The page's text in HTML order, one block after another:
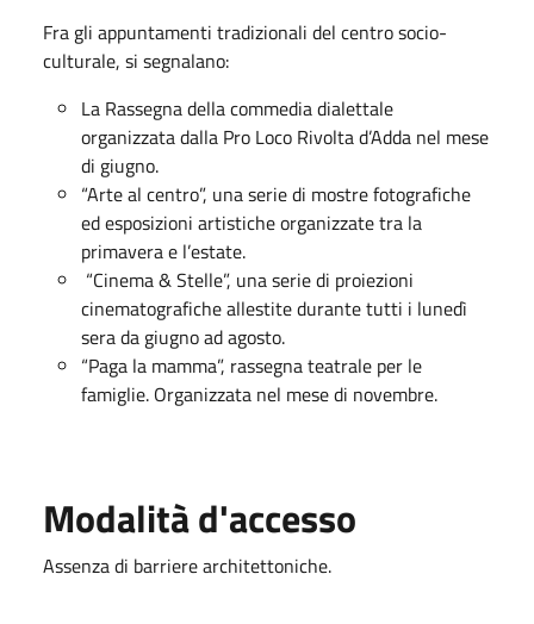
Fra gli appuntamenti tradizionali del centro socio-
culturale, si segnalano:
La Rassegna della commedia dialettale
organizzata dalla Pro Loco Rivolta d’Adda nel mese
di giugno.
“Arte al centro”, una serie di mostre fotografiche
ed esposizioni artistiche organizzate tra la
primavera e l’estate.
“Cinema & Stelle”, una serie di proiezioni
cinematografiche allestite durante tutti i lunedì
sera da giugno ad agosto.
“Paga la mamma”, rassegna teatrale per le
famiglie. Organizzata nel mese di novembre.
Modalità d'accesso
Assenza di barriere architettoniche.